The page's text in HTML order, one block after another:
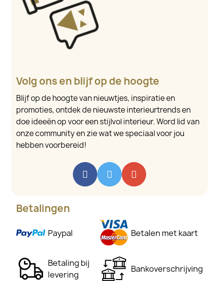
Volg ons en blijf op de hoogte
Blijf op de hoogte van nieuwtjes, inspiratie en
promoties, ontdek de nieuwste interieurtrends en
doe ideeën op voor een stijlvol interieur. Word lid van
onze community en zie wat we speciaal voor jou
hebben voorbereid!
Betalingen
Paypal Betalen met kaart
Betaling bij
levering
Bankoverschrijving